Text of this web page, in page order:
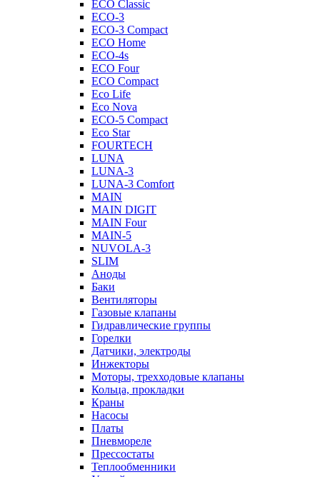
ECO Classic
ECO-3
ECO-3 Compact
ECO Home
ECO-4s
ECO Four
ECO Compact
Eco Life
Eco Nova
ECO-5 Compact
Eco Star
FOURTECH
LUNA
LUNA-3
LUNA-3 Comfort
MAIN
MAIN DIGIT
MAIN Four
MAIN-5
NUVOLA-3
SLIM
Аноды
Баки
Вентиляторы
Газовые клапаны
Гидравлические группы
Горелки
Датчики, электроды
Инжекторы
Моторы, трехходовые клапаны
Кольца, прокладки
Краны
Насосы
Платы
Пневмореле
Прессостаты
Теплообменники